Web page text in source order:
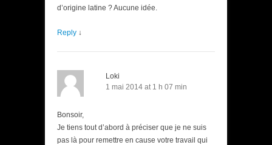
d’origine latine ? Aucune idée.
Reply ↓
Loki
1 mai 2014 at 1 h 07 min
Bonsoir,
Je tiens tout d’abord à préciser que je ne suis
pas là pour remettre en cause votre travail qui